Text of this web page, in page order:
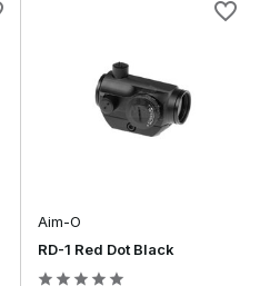
zichtlijn
op maximale precisie,
prestaties onder belasting.
wat kies je?
op vrijwel elke replica
voor outdoor setups en
Aim-O
RD-1 Red Dot Black